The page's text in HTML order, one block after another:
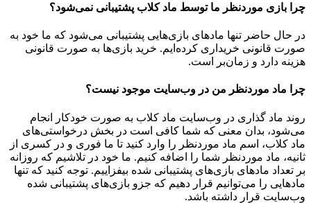
چرا بازی موردنظر ما توسط ماد کلاب پشتیبانی نمی‌شود؟
در حال حاضر تنها مادهای بازی‌هایی پشتیبانی می‌شود که ما خود به
صورت قانونی خریداری کرده‌ایم. خرید بازی‌ها به صورت قانونی
هزینه دارد و زمان‌بر است.
چرا ماد موردنظر من در وب‌سایت موجود نیست؟
روند ماد گذاری در وب‌سایت ماد کلاب به صورت خودکار انجام
می‌شود، بدان معنی که شما کافی است در بخش درخواستی‌های
ماد کلاب، اسم ماد موردنظر را وارد کنید تا ما فوری و در کسری از
ثانیه، ماد موردنظر شما را اضافه کنیم. ما خود در تلاشیم که روزانه
بر تعداد مادهای بازی‌های پشتیبانی شده بیفزاییم. توجه کنید که تنها
مادهایی را می‌توانیم قرار دهیم که جزو بازی‌های پشتیبانی شده
وب‌سایت قرار داشته باشد.